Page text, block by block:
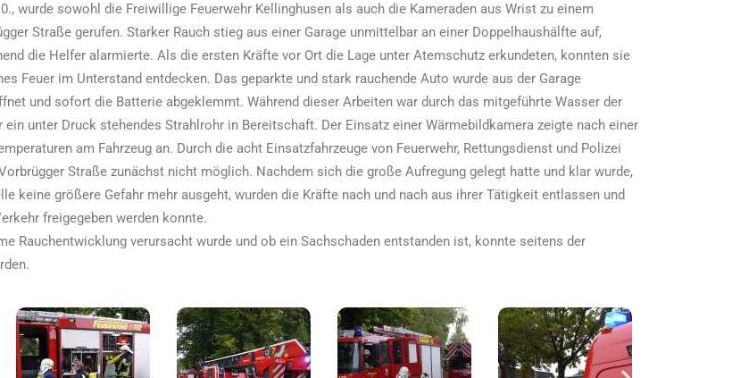
wurde sowohl die Freiwillige Feuerwehr Kellinghusen als auch die Kameraden aus Wrist zu einem
Straße gerufen. Starker Rauch stieg aus einer Garage unmittelbar an einer Doppelhaushälfte auf,
die Helfer alarmierte. Als die ersten Kräfte vor Ort die Lage unter Atemschutz erkundeten, konnten sie
Feuer im Unterstand entdecken. Das geparkte und stark rauchende Auto wurde aus der Garage
und sofort die Batterie abgeklemmt. Während dieser Arbeiten war durch das mitgeführte Wasser der
unter Druck stehendes Strahlrohr in Bereitschaft. Der Einsatz einer Wärmebildkamera zeigte nach einer
am Fahrzeug an. Durch die acht Einsatzfahrzeuge von Feuerwehr, Rettungsdienst und Polizei
Straße zunächst nicht möglich. Nachdem sich die große Aufregung gelegt hatte und klar wurde,
keine größere Gefahr mehr ausgeht, wurden die Kräfte nach und nach aus ihrer Tätigkeit entlassen und
freigegeben werden konnte.
Rauchentwicklung verursacht wurde und ob ein Sachschaden entstanden ist, konnte seitens der